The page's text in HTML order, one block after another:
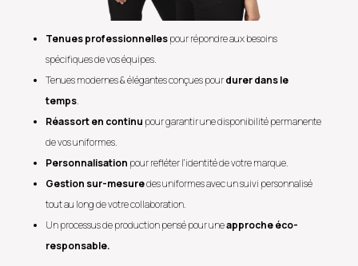
Tenues professionnellespour répondre aux besoins
spécifiques de vos équipes.
Tenues modernes & élégantes conçues pourdurer dans le
temps.
Réassort en continu pour garantir une disponibilité permanente
de vos uniformes.
Personnalisation pour refléter l’identité de votre marque.
Gestion sur-mesuredes uniformes avec un suivi personnalisé
tout au long de votre collaboration.
Un processus de production pensé pour uneapproche éco-
responsable.